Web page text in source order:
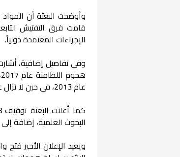
وأوضحت البعثة أن المواد
قامت فرق التفتيش
الإجراءات المعتمدة دولياً.
عام 2013، في حين لا تزال عمليات التحقق والتوثيق مستمرة في عدد من المواقع المرتبطة بالبرنامج الكيميائي السابق.
البحوث العلمية، إضافة
ويعيد الإعلان الأخير فتح